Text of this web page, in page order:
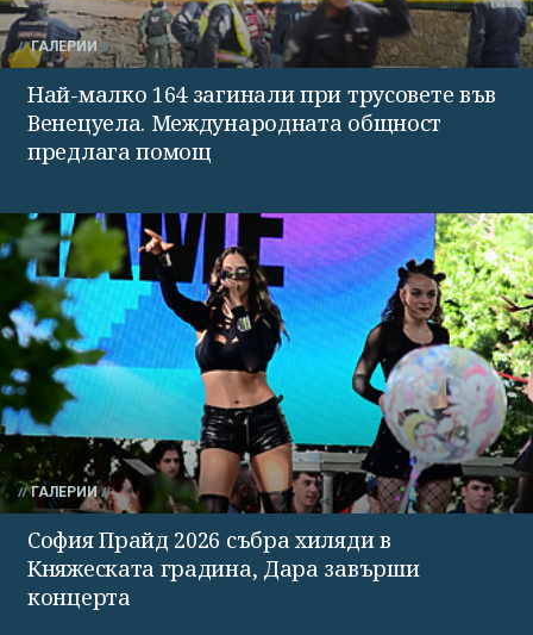
ГАЛЕРИИ
Най-малко 164 загинали при трусовете във
Венецуела. Международната общност
предлага помощ
ГАЛЕРИИ
София Прайд 2026 събра хиляди в
Княжеската градина, Дара завърши
концерта